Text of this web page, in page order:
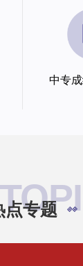
中专
点专题